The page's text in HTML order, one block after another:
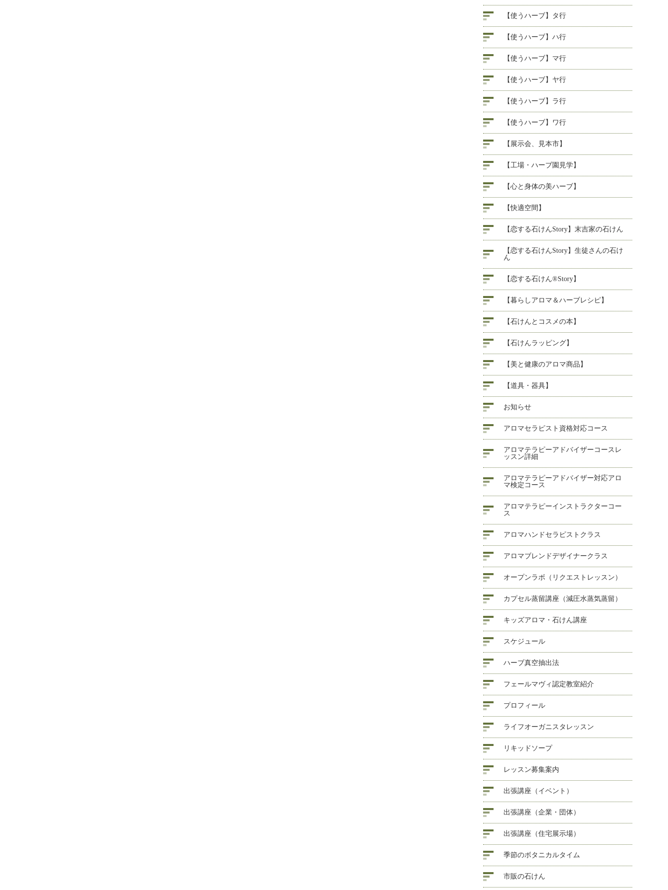
【使うハーブ】タ行
【使うハーブ】ハ行
【使うハーブ】マ行
【使うハーブ】ヤ行
【使うハーブ】ラ行
【使うハーブ】ワ行
【展示会、見本市】
【工場・ハーブ園見学】
【心と身体の美ハーブ】
【快適空間】
【恋する石けんStory】末吉家の石けん
【恋する石けんStory】生徒さんの石け
ん
【恋する石けん®Story】
【暮らしアロマ＆ハーブレシピ】
【石けんとコスメの本】
【石けんラッピング】
【美と健康のアロマ商品】
【道具・器具】
お知らせ
アロマセラピスト資格対応コース
アロマテラピーアドバイザーコースレ
ッスン詳細
アロマテラピーアドバイザー対応アロ
マ検定コース
アロマテラピーインストラクターコー
ス
アロマハンドセラピストクラス
アロマブレンドデザイナークラス
オープンラボ（リクエストレッスン）
カプセル蒸留講座（減圧水蒸気蒸留）
キッズアロマ・石けん講座
スケジュール
ハーブ真空抽出法
フェールマヴィ認定教室紹介
プロフィール
ライフオーガニスタレッスン
リキッドソープ
レッスン募集案内
出張講座（イベント）
出張講座（企業・団体）
出張講座（住宅展示場）
季節のボタニカルタイム
市販の石けん